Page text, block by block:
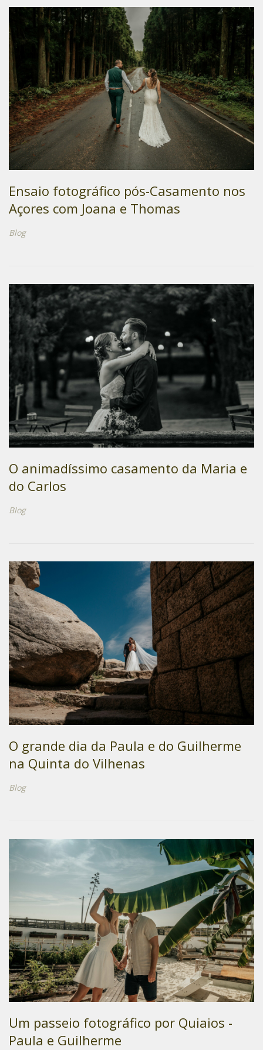
Ensaio fotográfico pós-Casamento nos
Açores com Joana e Thomas
Blog
O animadíssimo casamento da Maria e
do Carlos
Blog
O grande dia da Paula e do Guilherme
na Quinta do Vilhenas
Blog
Um passeio fotográfico por Quiaios -
Paula e Guilherme